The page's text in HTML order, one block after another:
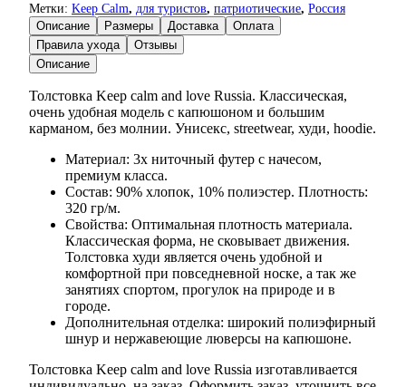
Метки: Keep Calm, для туристов, патриотические, Россия
Описание
Размеры Доставка
Оплата
Правила ухода
Отзывы
Описание
Толстовка Keep calm and love Russia. Классическая,
очень удобная модель с капюшоном и большим
карманом, без молнии. Унисекс, streetwear, худи, hoodie.
Материал: 3х ниточный футер с начесом,
премиум класса.
Состав: 90% хлопок, 10% полиэстер. Плотность:
320 гр/м.
Свойства: Оптимальная плотность материала.
Классическая форма, не сковывает движения.
Толстовка худи является очень удобной и
комфортной при повседневной носке, а так же
занятиях спортом, прогулок на природе и в
городе.
Дополнительная отделка: широкий полиэфирный
шнур и нержавеющие люверсы на капюшоне.
Толстовка Keep calm and love Russia изготавливается